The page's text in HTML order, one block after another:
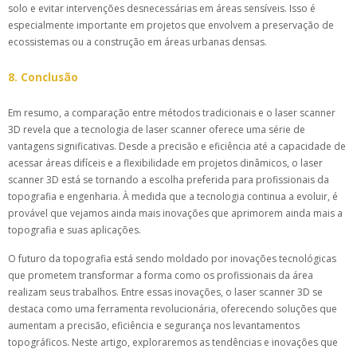
solo e evitar intervenções desnecessárias em áreas sensíveis. Isso é
especialmente importante em projetos que envolvem a preservação de
ecossistemas ou a construção em áreas urbanas densas.
8. Conclusão
Em resumo, a comparação entre métodos tradicionais e o laser scanner
3D revela que a tecnologia de laser scanner oferece uma série de
vantagens significativas. Desde a precisão e eficiência até a capacidade de
acessar áreas difíceis e a flexibilidade em projetos dinâmicos, o laser
scanner 3D está se tornando a escolha preferida para profissionais da
topografia e engenharia. À medida que a tecnologia continua a evoluir, é
provável que vejamos ainda mais inovações que aprimorem ainda mais a
topografia e suas aplicações.
O futuro da topografia está sendo moldado por inovações tecnológicas
que prometem transformar a forma como os profissionais da área
realizam seus trabalhos. Entre essas inovações, o laser scanner 3D se
destaca como uma ferramenta revolucionária, oferecendo soluções que
aumentam a precisão, eficiência e segurança nos levantamentos
topográficos. Neste artigo, exploraremos as tendências e inovações que